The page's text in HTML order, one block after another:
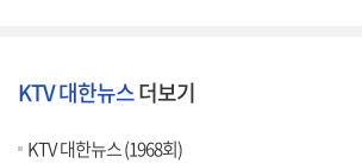
KTV 대한뉴스더보기
KTV 대한뉴스 (1968회)